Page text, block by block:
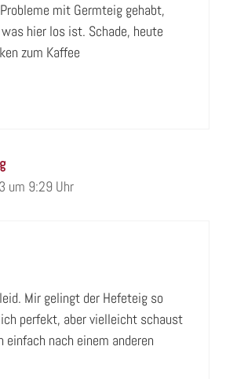
mit Germteig gehabt,
hier los ist. Schade, heute
zum Kaffee
um 9:29 Uhr
Mir gelingt der Hefeteig so
perfekt, aber vielleicht schaust
einfach nach einem anderen